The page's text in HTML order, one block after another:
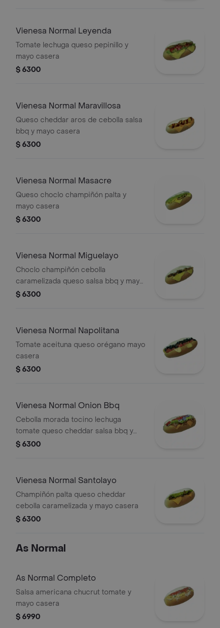
Vienesa Normal Leyenda
Tomate lechuga queso pepinillo y
mayo casera
$ 6300
Vienesa Normal Maravillosa
Queso cheddar aros de cebolla salsa
bbq y mayo casera
$ 6300
Vienesa Normal Masacre
Queso choclo champiñón palta y
mayo casera
$ 6300
Vienesa Normal Miguelayo
Choclo champiñón cebolla
caramelizada queso salsa bbq y mayo
casera
$ 6300
Vienesa Normal Napolitana
Tomate aceituna queso orégano mayo
casera
$ 6300
Vienesa Normal Onion Bbq
Cebolla morada tocino lechuga
tomate queso cheddar salsa bbq y
mayo casera
$ 6300
Vienesa Normal Santolayo
Champiñón palta queso cheddar
cebolla caramelizada y mayo casera
$ 6300
As Normal
As Normal Completo
Salsa americana chucrut tomate y
mayo casera
$ 6990